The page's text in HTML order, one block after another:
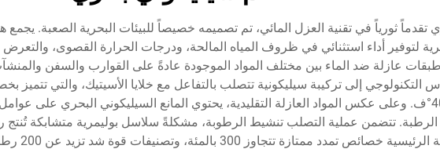
ثورياً في تقنية العزل المائي، تم تصميمه خصيصاً للبيئات البحرية الصعبة. يجمع
لتوفير أداء استثنائي في ظروف المياه المالحة، ودرجات الحرارة القصوى،
عازلة ضد الماء بين مختلف المواد الموجودة عادةً على القوارب والسفن والمنشآت
التكنولوجي إلى تركيبة سيليكونية تتصلب بالتفاعل مع خلايا الأسيتيك، والتي
درجات حرارة يتراوح بين -40°ف و400°ف. وعلى عكس المواد العازلة التقليدية، يحتوي المانع السيليكوني
تتضمن عملية التصلب تنشيط الرطوبة، مشكلةً سلاسل بوليمرية متشابكة تُنتج